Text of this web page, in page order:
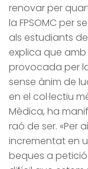
renovar per
la FPSOMC per
als estudiants de
explica que
provocada per
sense ànim de
en el col·lectiu
Mèdica, ha
raó de ser. «Per
incrementat en
beques a petició